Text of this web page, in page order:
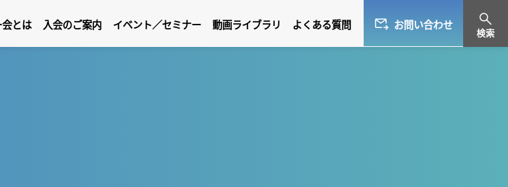
とは 入会のご案内 イベント／セミナー 動画ライブラリ よくある質問 お問い合わせ
検索